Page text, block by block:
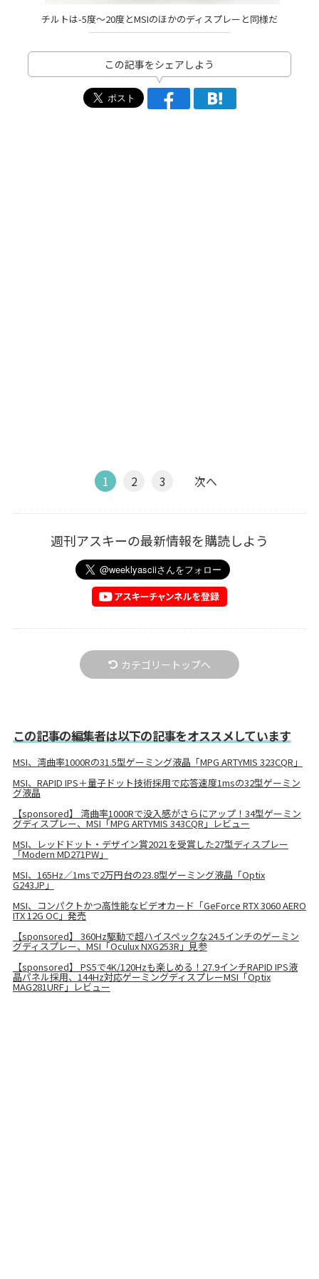
チルトは-5度～20度とMSIのほかのディスプレーと同様だ
この記事をシェアしよう
1 2 3 次へ
週刊アスキーの最新情報を購読しよう
カテゴリートップへ
この記事の編集者は以下の記事をオススメしています
MSI、湾曲率1000Rの31.5型ゲーミング液晶「MPG ARTYMIS 323CQR」
MSI、RAPID IPS＋量子ドット技術採用で応答速度1msの32型ゲーミン
グ液晶
【sponsored】 湾曲率1000Rで没入感がさらにアップ！34型ゲーミン
グディスプレー、MSI「MPG ARTYMIS 343CQR」レビュー
MSI、レッドドット・デザイン賞2021を受賞した27型ディスプレー
「Modern MD271PW」
MSI、165Hz／1msで2万円台の23.8型ゲーミング液晶「Optix
G243JP」
MSI、コンパクトかつ高性能なビデオカード「GeForce RTX 3060 AERO
ITX 12G OC」発売
【sponsored】 360Hz駆動で超ハイスペックな24.5インチのゲーミン
グディスプレー、MSI「Oculux NXG253R」見参
【sponsored】 PS5で4K/120Hzも楽しめる！27.9インチRAPID IPS液
晶パネル採用、144Hz対応ゲーミングディスプレーMSI「Optix
MAG281URF」レビュー